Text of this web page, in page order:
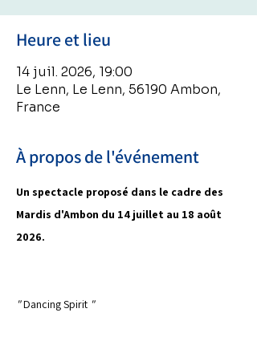
Heure et lieu
14 juil. 2026, 19:00
Le Lenn, Le Lenn, 56190 Ambon,
France
À propos de l'événement
Un spectacle proposé dans le cadre des
Mardis d'Ambon du 14 juillet au 18 août
2026.
" Dancing Spirit "